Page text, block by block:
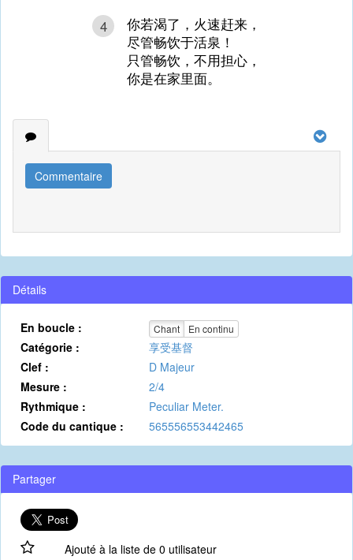
4
你若渴了，火速赶来，
尽管畅饮于活泉！
只管畅饮，不用担心，
你是在家里面。
Commentaire
Détails
En boucle : Chant En continu
Catégorie :
享受基督
Clef :
D Majeur
Mesure :
2/4
Rythmique :
Peculiar Meter.
Code du cantique :
565556553442465
Partager
Ajouté à la liste de 0 utilisateur